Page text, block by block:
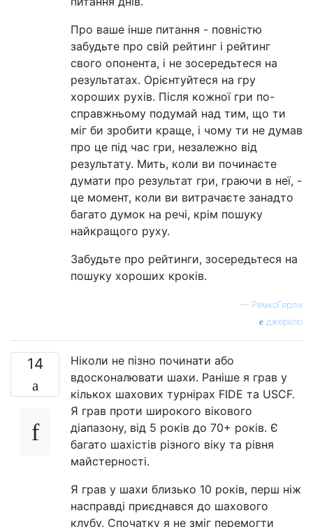
Про ваше інше питання - повністю
забудьте про свій рейтинг і рейтинг
свого опонента, і не зосередьтеся на
результатах. Орієнтуйтеся на гру
хороших рухів. Після кожної гри по-
справжньому подумай над тим, що ти
міг би зробити краще, і чому ти не думав
про це під час гри, незалежно від
результату. Мить, коли ви починаєте
думати про результат гри, граючи в неї, -
це момент, коли ви витрачаєте занадто
багато думок на речі, крім пошуку
найкращого руху.
Забудьте про рейтинги, зосередьтеся на
пошуку хороших кроків.
— РемкоГерліх
джерело
14
Ніколи не пізно починати або
вдосконалювати шахи. Раніше я грав у
кількох шахових турнірах FIDE та USCF.
Я грав проти широкого вікового
діапазону, від 5 років до 70+ років. Є
багато шахістів різного віку та рівня
майстерності.
Я грав у шахи близько 10 років, перш ніж
насправді приєднався до шахового
клубу. Спочатку я не зміг перемогти